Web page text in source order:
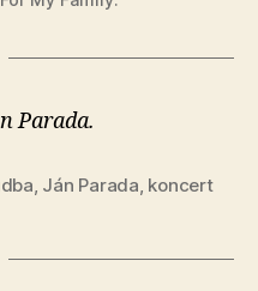
Parada.
Ján Parada koncert